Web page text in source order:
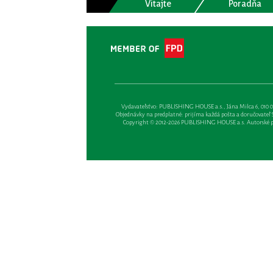
Vitajte
Poradňa
Vydavateľsťvo: PUBLISHING HOUSE a.s., Jána Milca 6, 010
Objednávky na predplatné: prijíma každá pošta a doručovateľ
Copyright © 2012-2026 PUBLISHING HOUSE a.s.